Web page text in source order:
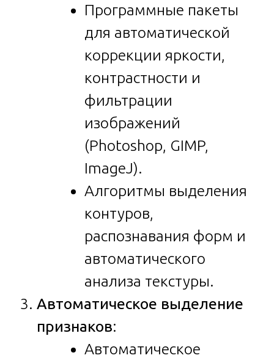
Программные пакеты
для автоматической
коррекции яркости,
контрастности и
фильтрации
изображений
(Photoshop, GIMP,
ImageJ).
Алгоритмы выделения
контуров,
распознавания форм и
автоматического
анализа текстуры.
Автоматическое выделение
признаков:
Автоматическое